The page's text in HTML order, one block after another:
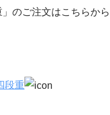
のご注文はこちらから
段重